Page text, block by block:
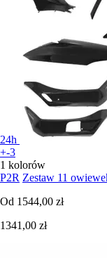
24h
+-3
1 kolorów
P2R Zestaw 11
Od 1544,00 zł
1341,00 zł